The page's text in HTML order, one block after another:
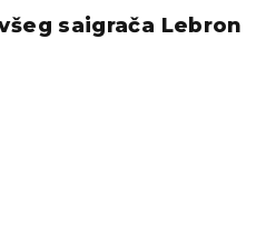
saigrača Lebron